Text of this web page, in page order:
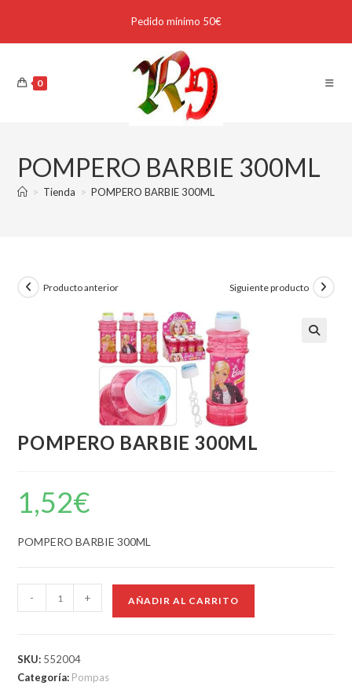
Pedido mínimo 50€
0
POMPERO BARBIE 300ML
> Tienda > POMPERO BARBIE 300ML
Producto anterior Siguiente producto
POMPERO BARBIE 300ML
1,52€
POMPERO BARBIE 300ML
- + AÑADIR AL CARRITO
SKU: 552004
Categoría: Pompas